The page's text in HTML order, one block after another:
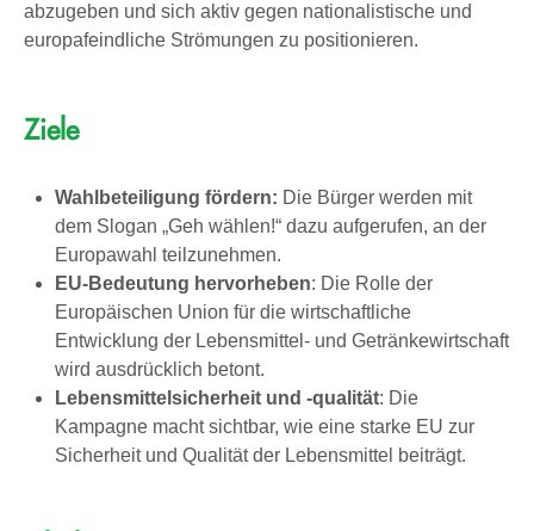
abzugeben und sich aktiv gegen nationalistische und
europafeindliche Strömungen zu positionieren.
Ziele
Wahlbeteiligung fördern: Die Bürger werden mit
dem Slogan „Geh wählen!“ dazu aufgerufen, an der
Europawahl teilzunehmen.
EU-Bedeutung hervorheben: Die Rolle der
Europäischen Union für die wirtschaftliche
Entwicklung der Lebensmittel- und Getränkewirtschaft
wird ausdrücklich betont.
Lebensmittelsicherheit und -qualität: Die
Kampagne macht sichtbar, wie eine starke EU zur
Sicherheit und Qualität der Lebensmittel beiträgt.